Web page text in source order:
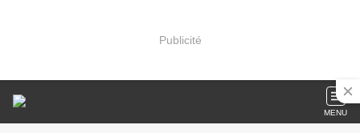
Publicité
MENU